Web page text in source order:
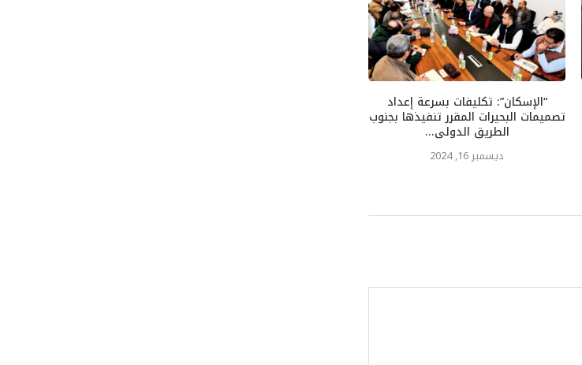
“الإسكان”: تكليفات بسرعة إعداد
تصميمات البحيرات المقرر تنفيذها بجنوب
الطريق الدولى...
ديسمبر 16, 2024